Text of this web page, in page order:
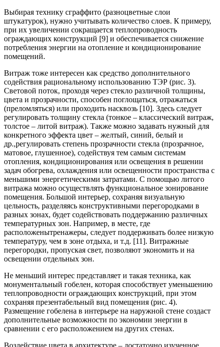
Выбирая технику сграффито (разноцветные слои
штукатурок), нужно учитывать количество слоев. К примеру,
при их увеличении сокращается теплопроводность
ограждающих конструкций [9] и обеспечивается снижение
потребления энергии на отопление и кондиционирование
помещений.
Витраж тоже интересен как средство дополнительного
содействия рациональному использованию ТЭР (рис. 3).
Световой поток, проходя через стекло различной толщины,
цвета и прозрачности, способен поглощаться, отражаться
(преломляться) или проходить насквозь [10]. Здесь следует
регулировать толщину стекла (тонкое – классический витраж,
толстое – литой витраж). Также можно задавать нужный для
конкретного эффекта цвет – желтый, синий, белый и
др.,регулировать степень прозрачности стекла (прозрачное,
матовое, глушенное), содействуя тем самым системам
отопления, кондиционирования или освещения в решении
задач обогрева, охлаждения или освещенности пространства с
меньшими энергетическими затратами. С помощью литого
витража можно осуществлять функциональное зонирование
помещения. Большой интерьер, сохраняя визуальную
цельность, разделяясь конструктивными перегородками в
разных зонах, будет содействовать поддержанию различных
температурных зон. Например, в месте, где
расположенытренажеры, следует поддерживать более низкую
температуру, чем в зоне отдыха, и т.д. [11]. Витражные
перегородки, пропуская свет, позволяют экономить и на
освещении отдельных зон.
Не меньший интерес представляет и такая техника, как
монументальный гобелен, которая способствует уменьшению
теплопроводности ограждающих конструкций, при этом
сохраняя презентабельный вид помещения (рис. 4).
Размещение гобелена в интерьере на наружной стене создаст
дополнительные возможности по экономии энергии в
сравнении с его расположением на других стенах.
Воздействие цвета в архитектуре – достаточно изученное